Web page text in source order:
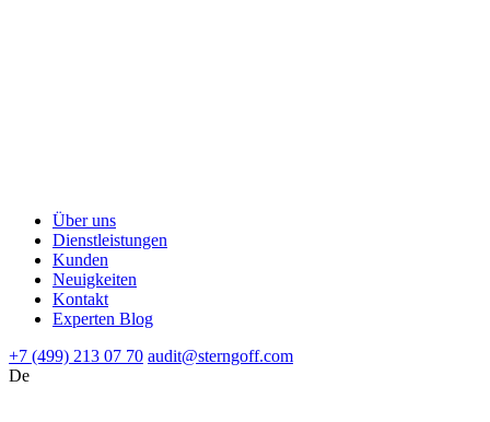
Über uns
Dienstleistungen
Kunden
Neuigkeiten
Kontakt
Experten Blog
+7 (499) 213 07 70 audit@sterngoff.com
De